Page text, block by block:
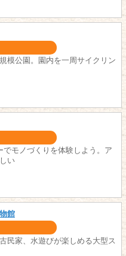
模公園。園内を一周サイクリン
でモノづくりを体験しよう。ア
い
館
民家、水遊びが楽しめる大型ス